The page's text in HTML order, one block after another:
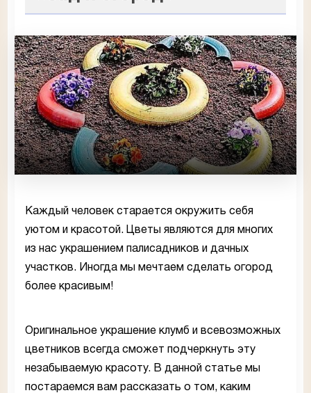
Каждый человек старается окружить себя
уютом и красотой. Цветы являются для многих
из нас украшением палисадников и дачных
участков. Иногда мы мечтаем сделать огород
более красивым!
Оригинальное украшение клумб и всевозможных
цветников всегда сможет подчеркнуть эту
незабываемую красоту. В данной статье мы
постараемся вам рассказать о том, каким